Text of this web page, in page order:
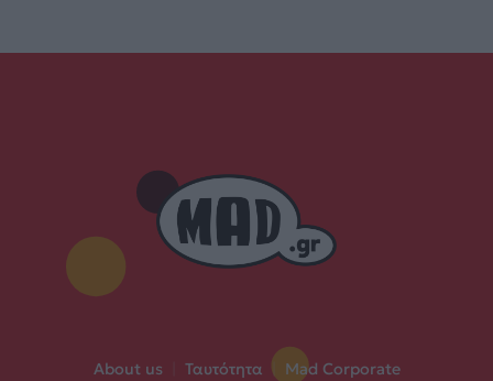
About us Ταυτότητα |
Mad Corporate